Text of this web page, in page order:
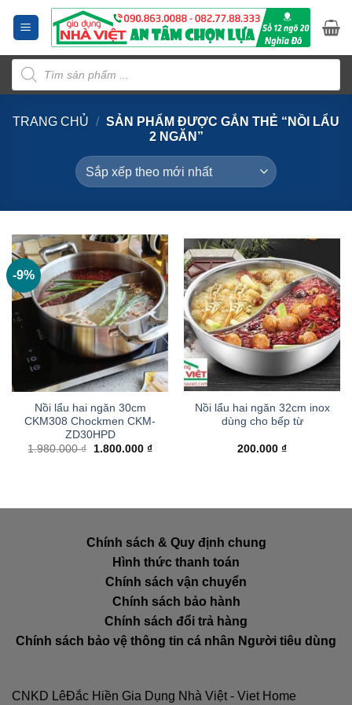
dung
Tìm
kiếm
sản
phẩm
TRANG CHỦ / SẢN PHẨM ĐƯỢC GẮN THẺ “NỒI LẨU
2 NGĂN”
-9%
Nồi lẩu hai ngăn 30cm
CKM308 Chockmen CKM-
ZD30HPD
1.980.000₫
Giá
1.800.000 ₫Giá
Nồi lẩu hai ngăn 32cm inox
dùng cho bếp từ
200.000 ₫
Chính sách & Quy định chung
Hình thức thanh toán
Chính sách vận chuyển
Chính sách bảo hành
Chính sách đổi trả hàng
Chính sách bảo vệ thông tin cá nhân Người tiêu dùng
CNKD LêĐắc Hiền Gia Dụng Nhà Việt - Viet Home